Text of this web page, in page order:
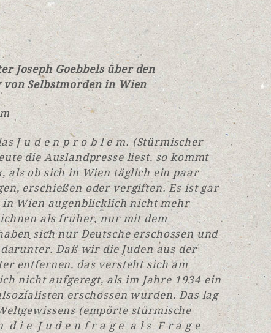
Joseph Goebbels über den
Selbstmorden in Wien
J u d e n p r o b l e m. (Stürmischer
die Auslandpresse liest, so kommt
als ob sich in Wien täglich ein paar
erschießen oder vergiften. Es ist gar
in Wien augenblicklich nicht mehr
als früher, nur mit dem
sich nur Deutsche erschossen und
Daß wir die Juden aus der
entfernen, das versteht sich am
nicht aufgeregt, als im Jahre 1934 ein
erschossen wurden. Das lag
(empörte stürmische
d i e J u d e n f r a g e a l s F r a g e